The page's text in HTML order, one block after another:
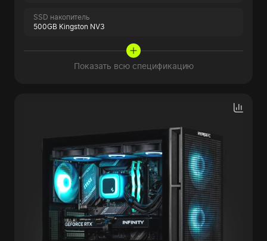
SSD накопитель
500GB Kingston NV3
Показать всю спецификацию